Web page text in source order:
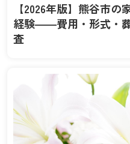
【2026年版】熊谷市
経験——費用・形式・
査